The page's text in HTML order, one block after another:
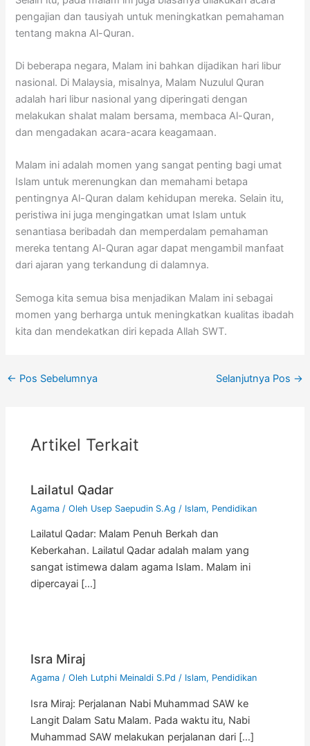
pengajian dan tausiyah untuk meningkatkan pemahaman
tentang makna Al-Quran.
Di beberapa negara, Malam ini bahkan dijadikan hari libur
nasional. Di Malaysia, misalnya, Malam Nuzulul Quran
adalah hari libur nasional yang diperingati dengan
melakukan shalat malam bersama, membaca Al-Quran,
dan mengadakan acara-acara keagamaan.
Malam ini adalah momen yang sangat penting bagi umat
Islam untuk merenungkan dan memahami betapa
pentingnya Al-Quran dalam kehidupan mereka. Selain itu,
peristiwa ini juga mengingatkan umat Islam untuk
senantiasa beribadah dan memperdalam pemahaman
mereka tentang Al-Quran agar dapat mengambil manfaat
dari ajaran yang terkandung di dalamnya.
Semoga kita semua bisa menjadikan Malam ini sebagai
momen yang berharga untuk meningkatkan kualitas ibadah
kita dan mendekatkan diri kepada Allah SWT.
← Pos Sebelumnya Selanjutnya Pos →
Artikel Terkait
Lailatul Qadar
Agama / Oleh Usep Saepudin S.Ag / Islam, Pendidikan
Lailatul Qadar: Malam Penuh Berkah dan
Keberkahan. Lailatul Qadar adalah malam yang
sangat istimewa dalam agama Islam. Malam ini
dipercayai […]
Isra Miraj
Agama / Oleh Lutphi Meinaldi S.Pd/ Islam, Pendidikan
Isra Miraj: Perjalanan Nabi Muhammad SAW ke
Langit Dalam Satu Malam. Pada waktu itu, Nabi
Muhammad SAW melakukan perjalanan dari […]